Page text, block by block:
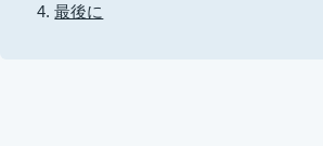
最後に